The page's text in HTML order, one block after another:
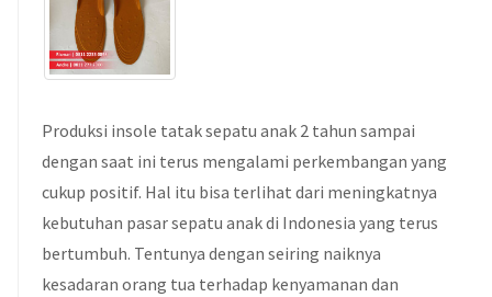
Produksi insole tatak sepatu anak 2 tahun sampai
dengan saat ini terus mengalami perkembangan yang
cukup positif. Hal itu bisa terlihat dari meningkatnya
kebutuhan pasar sepatu anak di Indonesia yang terus
bertumbuh. Tentunya dengan seiring naiknya
kesadaran orang tua terhadap kenyamanan dan